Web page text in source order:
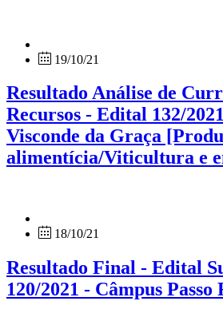
19/10/21
Resultado Análise de
Recursos - Edital 132/
Visconde da Graça
alimentícia/Viticultura e
18/10/21
Resultado Final - Edital
120/2021 - Câmpus